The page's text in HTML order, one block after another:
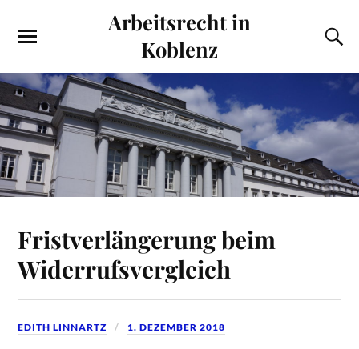
Arbeitsrecht in
Koblenz
Fristverlängerung beim
Widerrufsvergleich
EDITH LINNARTZ 1. DEZEMBER 2018